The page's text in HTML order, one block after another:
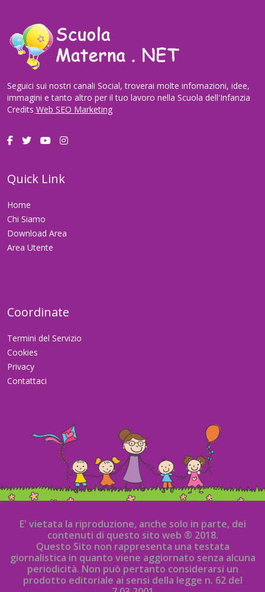
Seguici sui nostri canali Social, troverai molte infomazioni, idee,
immagini e tanto altro per il tuo lavoro nella Scuola dell'Infanzia
Credits Web SEO Marketing
Quick Link
Home
Chi Siamo
Download Area
Area Utente
Coordinate
Termini del Servizio
Cookies
Privacy
Contattaci
E' vietata la riproduzione, anche solo in parte, dei
contenuti di questo sito web ® 2018.
Questo Sito non rappresenta una testata
giornalistica in quanto viene aggiornato senza alcuna
periodicità. Non può pertanto considerarsi un
prodotto editoriale ai sensi della legge n. 62 del